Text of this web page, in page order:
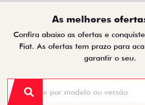
As melhores
Confira abaixo as ofertas e
Fiat. As ofertas tem prazo para
garantir o seu.